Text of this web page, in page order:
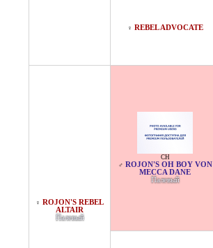
♀ REBEL ADVOCATE
♀ ROJON'S REBEL
ALTAIR
Палевый
CH
♂ ROJON'S OH BOY VON
MECCA DANE
Палевый